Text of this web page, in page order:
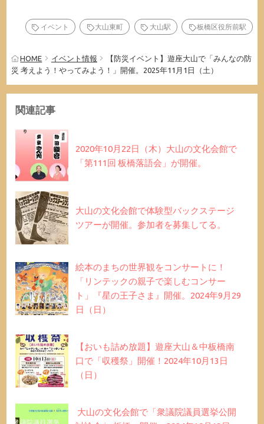
イベント 大山東町 大山駅 板橋区役所前駅
HOME イベント情報
【防災イベント】遊座大山で「みんなの防
災 考えよう！やってみよう！」開催。2025年11月1日（土）
関連記事
2020年10月22日（木）大山の文化会館で
「第111回 板橋落語会」が開催。
大山の文化会館で体験型バックステージ
ツアーが開催。参加者を募集してる。
絵本のまちの世界観をコンサートに！
「リンテックの親子で楽しむコンサー
ト」『星の王子さま』開催。2024年9月29
日（日）
【おいも詰め放題】遊座大山＆中板橋南
口で「収穫祭」開催！2024年10月13日
（日）
大山の文化会館で「衆議院議員選挙公開